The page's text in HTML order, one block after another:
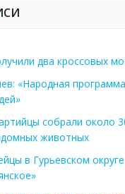
два кроссовых
«Народная
собрали около
животных
в Гурьевском